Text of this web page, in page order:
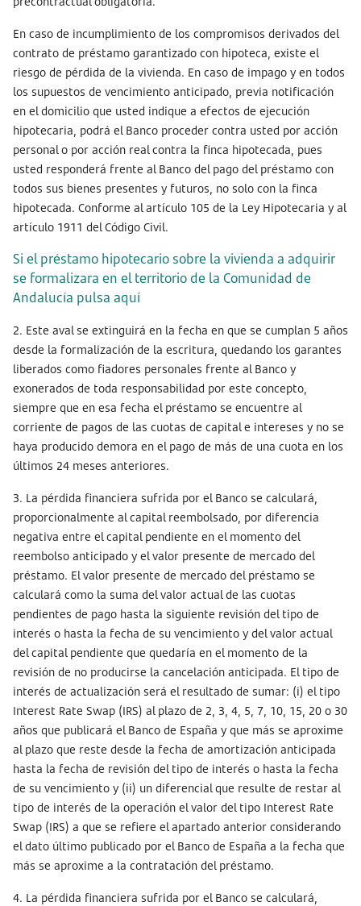
En caso de incumplimiento de los compromisos derivados del
contrato de préstamo garantizado con hipoteca, existe el
riesgo de pérdida de la vivienda. En caso de impago y en todos
los supuestos de vencimiento anticipado, previa notificación
en el domicilio que usted indique a efectos de ejecución
hipotecaria, podrá el Banco proceder contra usted por acción
personal o por acción real contra la finca hipotecada, pues
usted responderá frente al Banco del pago del préstamo con
todos sus bienes presentes y futuros, no solo con la finca
hipotecada. Conforme al artículo 105 de la Ley Hipotecaria y al
artículo 1911 del Código Civil.
Si el préstamo hipotecario sobre la vivienda a adquirir
se formalizara en el territorio de la Comunidad de
Andalucía pulsa aquí
2. Este aval se extinguirá en la fecha en que se cumplan 5 años
desde la formalización de la escritura, quedando los garantes
liberados como fiadores personales frente al Banco y
exonerados de toda responsabilidad por este concepto,
siempre que en esa fecha el préstamo se encuentre al
corriente de pagos de las cuotas de capital e intereses y no se
haya producido demora en el pago de más de una cuota en los
últimos 24 meses anteriores.
3. La pérdida financiera sufrida por el Banco se calculará,
proporcionalmente al capital reembolsado, por diferencia
negativa entre el capital pendiente en el momento del
reembolso anticipado y el valor presente de mercado del
préstamo. El valor presente de mercado del préstamo se
calculará como la suma del valor actual de las cuotas
pendientes de pago hasta la siguiente revisión del tipo de
interés o hasta la fecha de su vencimiento y del valor actual
del capital pendiente que quedaría en el momento de la
revisión de no producirse la cancelación anticipada. El tipo de
interés de actualización será el resultado de sumar: (i) el tipo
Interest Rate Swap (IRS) al plazo de 2, 3, 4, 5, 7, 10, 15, 20 o 30
años que publicará el Banco de España y que más se aproxime
al plazo que reste desde la fecha de amortización anticipada
hasta la fecha de revisión del tipo de interés o hasta la fecha
de su vencimiento y (ii) un diferencial que resulte de restar al
tipo de interés de la operación el valor del tipo Interest Rate
Swap (IRS) a que se refiere el apartado anterior considerando
el dato último publicado por el Banco de España a la fecha que
más se aproxime a la contratación del préstamo.
4. La pérdida financiera sufrida por el Banco se calculará,